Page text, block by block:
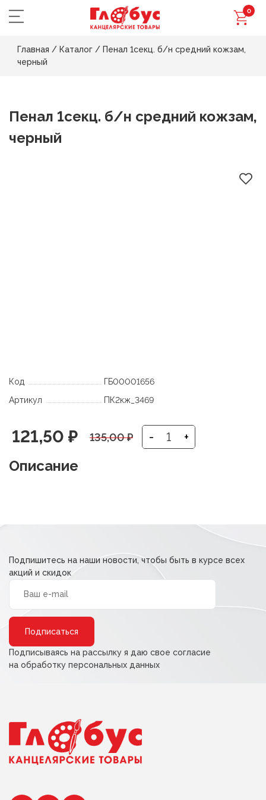
0
Главная / Каталог / Пенал 1секц. б/н средний кожзам,
черный
Пенал 1секц. б/н средний кожзам,
черный
Код
ГБ00001656
Артикул
ПК2кж_3469
135,00₽
Первоначальная
цена
121,50 ₽
Текущая
цена:
- +
Описание
Подпишитесь на наши новости, чтобы быть в курсе всех
акций и скидок
Подписываясь на рассылку я даю свое согласие
на обработку персональных данных